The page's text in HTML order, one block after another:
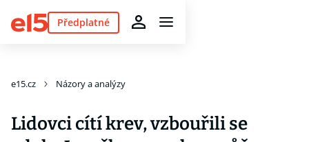
Předplatné
e15.cz Názory a analýzy
Lidovci cítí krev, vzbouřili se